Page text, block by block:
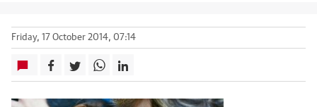
Friday, 17 October 2014, 07:14